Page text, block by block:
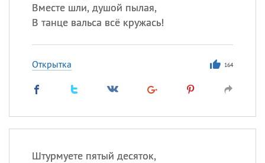
Вместе шли, душой пылая,
В танце вальса всё кружась!
Открытка 164
Штурмуете пятый десяток,